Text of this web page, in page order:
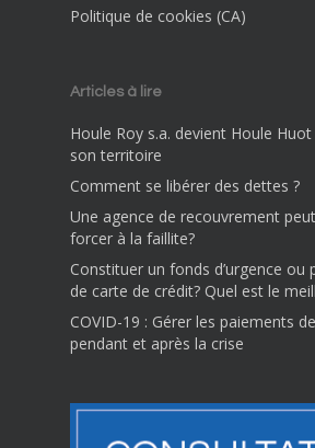
Politique de cookies (CA)
Articles à lire
Houle Roy s.a. devient Houle
son territoire
Comment se libérer des dettes ?
Une agence de recouvrement
forcer à la faillite?
Constituer un fonds d’urgence ou
de carte de crédit? Quel est le
COVID-19 : Gérer les paiements
pendant et après la crise